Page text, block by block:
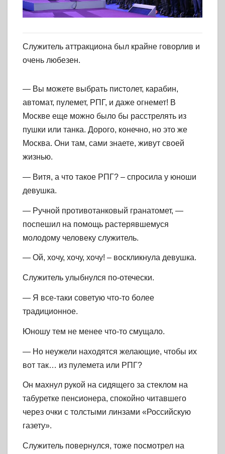
Служитель аттракциона был крайне говорлив и
очень любезен.
— Вы можете выбрать пистолет, карабин,
автомат, пулемет, РПГ, и даже огнемет! В
Москве еще можно было бы расстрелять из
пушки или танка. Дорого, конечно, но это же
Москва. Они там, сами знаете, живут своей
жизнью.
— Витя, а что такое РПГ? – спросила у юноши
девушка.
— Ручной противотанковый гранатомет, —
поспешил на помощь растерявшемуся
молодому человеку служитель.
— Ой, хочу, хочу, хочу! – воскликнула девушка.
Служитель улыбнулся по-отечески.
— Я все-таки советую что-то более
традиционное.
Юношу тем не менее что-то смущало.
— Но неужели находятся желающие, чтобы их
вот так… из пулемета или РПГ?
Он махнул рукой на сидящего за стеклом на
табуретке пенсионера, спокойно читавшего
через очки с толстыми линзами «Российскую
газету».
Служитель повернулся, тоже посмотрел на